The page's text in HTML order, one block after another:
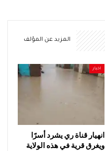
المزيد عن المؤلف
اخبار
انهيار قناة ري يشرد أسرًا
ويغرق قرية في هذه الولاية